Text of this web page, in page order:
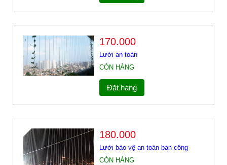
170.000
Lưới an toàn
CÒN HÀNG
Đặt hàng
180.000
Lưới bảo vệ an toàn ban công
CÒN HÀNG